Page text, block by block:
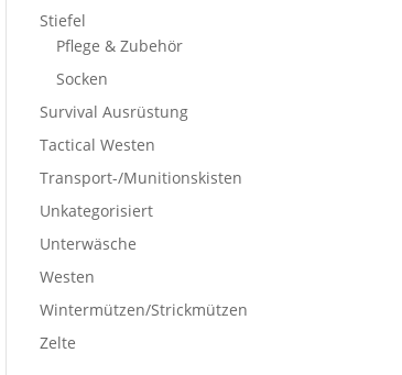
Stiefel
Pflege & Zubehör
Socken
Survival Ausrüstung
Tactical Westen
Transport-/Munitionskisten
Unkategorisiert
Unterwäsche
Westen
Wintermützen/Strickmützen
Zelte